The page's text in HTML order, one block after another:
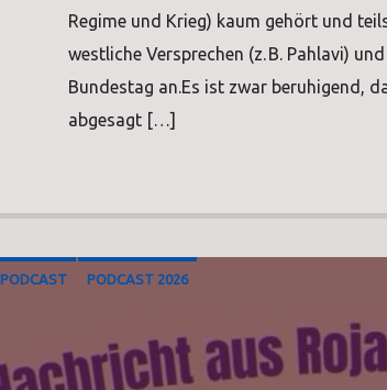
Regime und Krieg) kaum gehört und
westliche Versprechen (z. B. Pahlavi)
Bundestag an.Es ist zwar beruhigend,
abgesagt […]
PODCAST PODCAST 2026